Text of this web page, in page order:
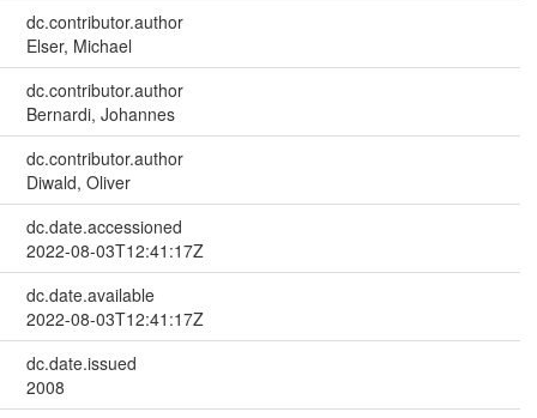
dc.contributor.author
Elser, Michael
dc.contributor.author
Bernardi, Johannes
dc.contributor.author
Diwald, Oliver
dc.date.accessioned
2022-08-03T12:41:17Z
dc.date.available
2022-08-03T12:41:17Z
dc.date.issued
2008